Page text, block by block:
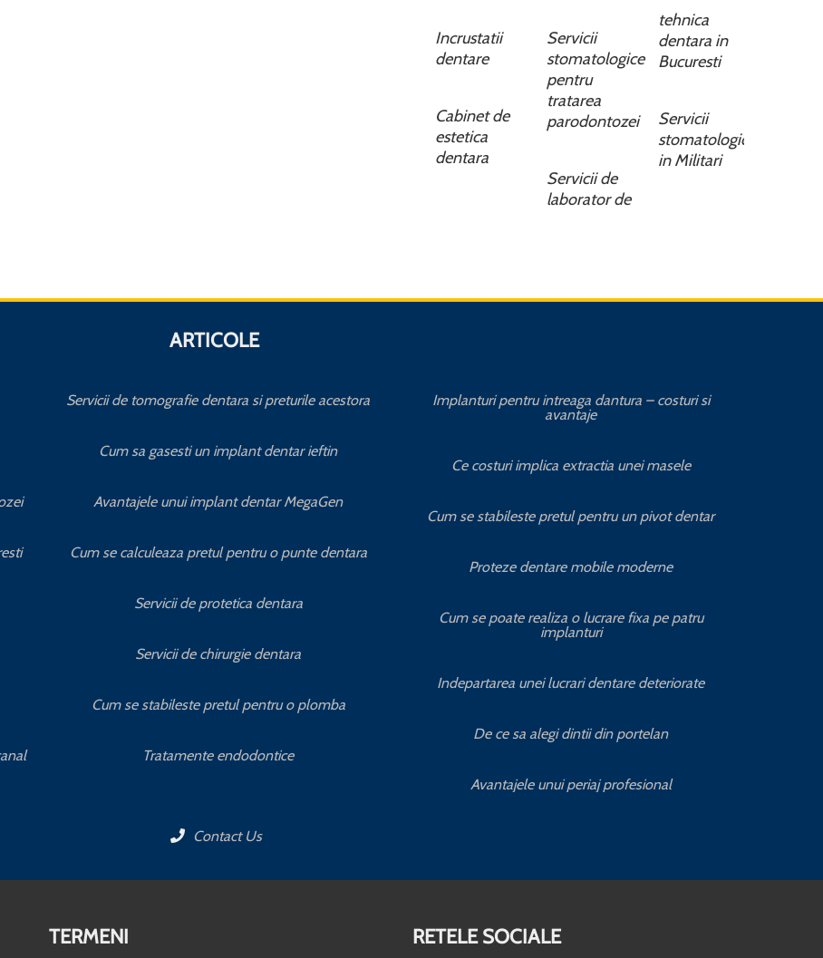
Incrustatii
dentare
Cabinet de
estetica
dentara
Servicii
stomatologice
pentru
tratarea
parodontozei
Servicii de
laborator de
tehnica
dentara in
Bucuresti
Servicii
stomatologice
in Militari
ARTICOLE
Servicii de tomografie dentara si preturile acestora
Cum sa gasesti un implant dentar ieftin
Avantajele unui implant dentar MegaGen
Cum se calculeaza pretul pentru o punte dentara
Servicii de protetica dentara
Servicii de chirurgie dentara
Cum se stabileste pretul pentru o plomba
Tratamente endodontice
Implanturi pentru intreaga dantura – costuri si
avantaje
Ce costuri implica extractia unei masele
Cum se stabileste pretul pentru un pivot dentar
Proteze dentare mobile moderne
Cum se poate realiza o lucrare fixa pe patru
implanturi
Indepartarea unei lucrari dentare deteriorate
De ce sa alegi dintii din portelan
Avantajele unui periaj profesional
Contact Us
TERMENI RETELE SOCIALE